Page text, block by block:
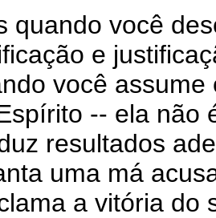
quando você
e
você
-- ela não
resultados
uma má
a vitória do